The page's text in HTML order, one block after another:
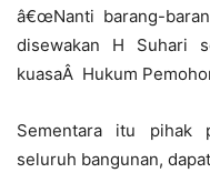
â€œNanti barang-
disewakan H Suhari
kuasaÂ Hukum
Sementara itu pihak
seluruh bangunan,